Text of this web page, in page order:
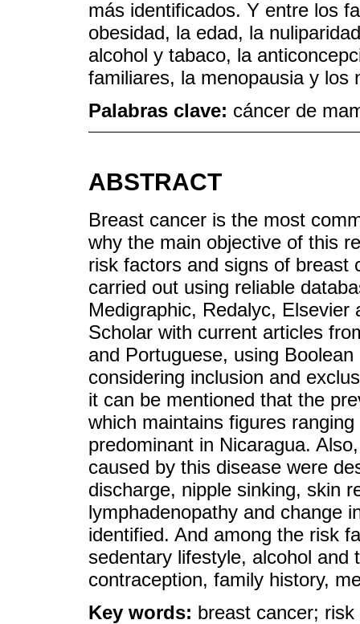
más identificados. Y entre los
obesidad, la edad, la
alcohol y tabaco, la
familiares, la menopausia y los
Palabras clave: cáncer de
ABSTRACT
Breast cancer is the most
why the main objective of this
risk factors and signs of breast
carried out using reliable
Medigraphic, Redalyc,
Scholar with current articles
and Portuguese, using
considering inclusion and
it can be mentioned that the
which maintains figures
predominant in Nicaragua.
caused by this disease were
discharge, nipple sinking, skin
lymphadenopathy and change
identified. And among the risk
sedentary lifestyle, alcohol and
contraception, family history,
Key words: breast cancer;